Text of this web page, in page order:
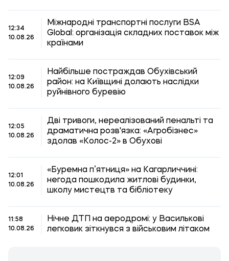
12:34
10.08.26
Міжнародні транспортні послуги BSA
Global: організація складних поставок між
країнами
12:09
10.08.26
Найбільше постраждав Обухівський
район: на Київщині долають наслідки
руйнівного буревію
12:05
10.08.26
Дві тривоги, нереалізований пенальті та
драматична розв'язка: «Агробізнес»
здолав «Колос-2» в Обухові
12:01
10.08.26
«Буремна п’ятниця» на Кагарличчині:
негода пошкодила житлові будинки,
школу мистецтв та бібліотеку
11:58
10.08.26
Нічне ДТП на аеродромі: у Василькові
легковик зіткнувся з військовим літаком